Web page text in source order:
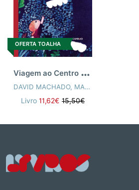
OFERTA TOALHA
V
iagem ao Centro do Escuro
DAVID MACHADO, MADALENA MONIZ
Livro 11,62€ 15,50€